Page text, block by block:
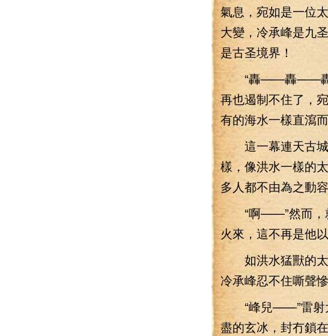
氣息，宛如是一位
大變，冷承峰是九
是古圣境界！
“轟——轟——轟
再也遏制不住了，
有的海水一樣直瀉而
這一幕連天古城
樣，像洪水一樣的
多人都不由為之動容
“啊——”然而，就
火來，這不再是他
如洪水猛獸的太
冷承峰忍不住嘶聲
“峰兒——”雷射大
盡的玄冰，封冇鎖